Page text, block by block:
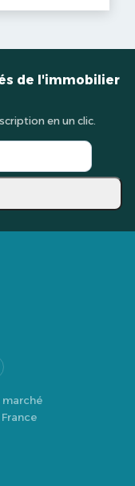
de l'immobilier
en un clic.